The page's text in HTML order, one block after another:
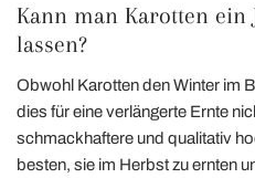
Kann man Karotten
lassen?
Obwohl Karotten den Winter im
dies für eine verlängerte Ernte
schmackhaftere und qualitativ
besten, sie im Herbst zu ernten